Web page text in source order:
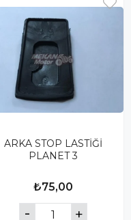
ARKA STOP LASTİĞİ
PLANET 3
₺75,00